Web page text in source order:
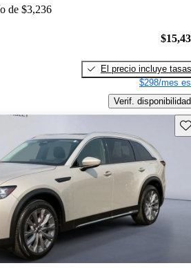
de $3,236
El precio incluye tasas
$298/mes
Verif. disponibilidad